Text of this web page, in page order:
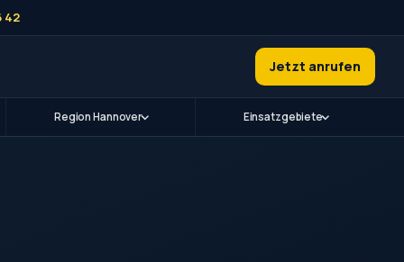
42
Jetzt anrufen
Region Hannover Einsatzgebiete